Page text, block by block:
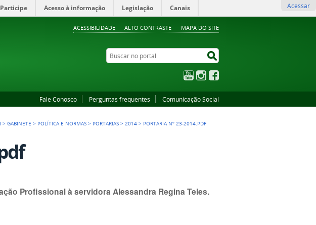
ACESSIBILIDADE ALTO CONTRASTE MAPA DO SITE
Participe Acesso à informação Legislação Canais Acessar
Buscar no portal
YouTubeInstagram
Fale Conosco Perguntas frequentes Comunicação Social
>GABINETE > POLÍTICA E NORMAS > PORTARIAS >2014 > PORTARIA Nº 23-2014.PDF
Profissional à servidora Alessandra Regina Teles.